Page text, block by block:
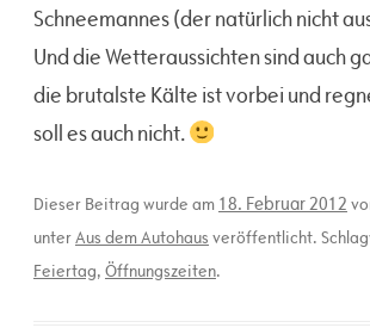
Schneemannes (der natürlich nicht
Und die Wetteraussichten sind auch
die brutalste Kälte ist vorbei und
soll es auch nicht.
Dieser Beitrag wurde am 18. Februar 2012
unterAus dem Autohaus veröffentlicht.
Feiertag, Öffnungszeiten.